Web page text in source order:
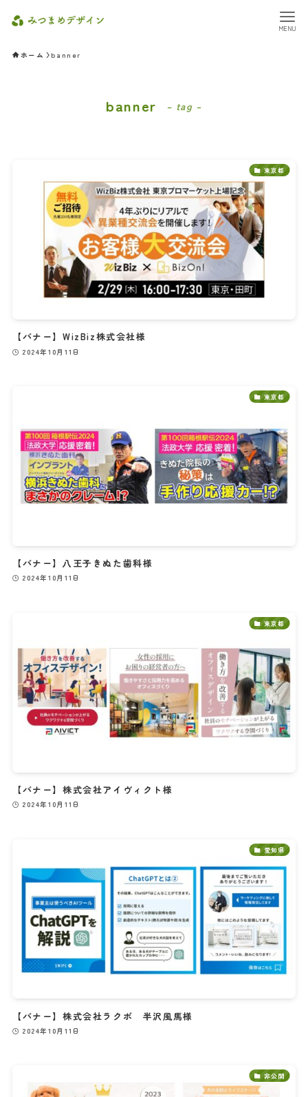
MENU
ホーム banner
banner – tag –
東京都
【バナー】WizBiz株式会社様
2024年10月11日
東京都
【バナー】八王子きぬた歯科様
2024年10月11日
東京都
【バナー】株式会社アイヴィクト様
2024年10月11日
愛知県
【バナー】株式会社ラクボ 半沢風馬様
2024年10月11日
非公開